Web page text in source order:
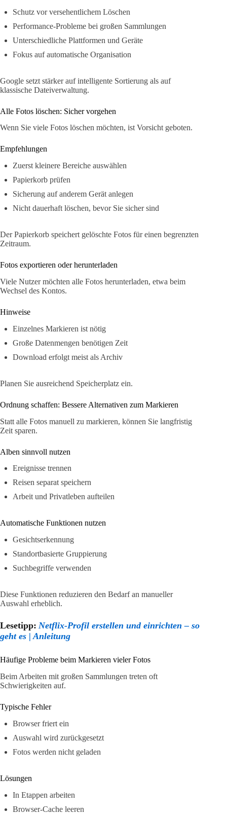
Schutz vor versehentlichem Löschen
Performance-Probleme bei großen Sammlungen
Unterschiedliche Plattformen und Geräte
Fokus auf automatische Organisation
Google setzt stärker auf intelligente Sortierung als auf
klassische Dateiverwaltung.
Alle Fotos löschen: Sicher vorgehen
Wenn Sie viele Fotos löschen möchten, ist Vorsicht geboten.
Empfehlungen
Zuerst kleinere Bereiche auswählen
Papierkorb prüfen
Sicherung auf anderem Gerät anlegen
Nicht dauerhaft löschen, bevor Sie sicher sind
Der Papierkorb speichert gelöschte Fotos für einen begrenzten
Zeitraum.
Fotos exportieren oder herunterladen
Viele Nutzer möchten alle Fotos herunterladen, etwa beim
Wechsel des Kontos.
Hinweise
Einzelnes Markieren ist nötig
Große Datenmengen benötigen Zeit
Download erfolgt meist als Archiv
Planen Sie ausreichend Speicherplatz ein.
Ordnung schaffen: Bessere Alternativen zum Markieren
Statt alle Fotos manuell zu markieren, können Sie langfristig
Zeit sparen.
Alben sinnvoll nutzen
Ereignisse trennen
Reisen separat speichern
Arbeit und Privatleben aufteilen
Automatische Funktionen nutzen
Gesichtserkennung
Standortbasierte Gruppierung
Suchbegriffe verwenden
Diese Funktionen reduzieren den Bedarf an manueller
Auswahl erheblich.
Lesetipp: Netflix-Profil erstellen und einrichten – so
geht es | Anleitung
Häufige Probleme beim Markieren vieler Fotos
Beim Arbeiten mit großen Sammlungen treten oft
Schwierigkeiten auf.
Typische Fehler
Browser friert ein
Auswahl wird zurückgesetzt
Fotos werden nicht geladen
Lösungen
In Etappen arbeiten
Browser-Cache leeren